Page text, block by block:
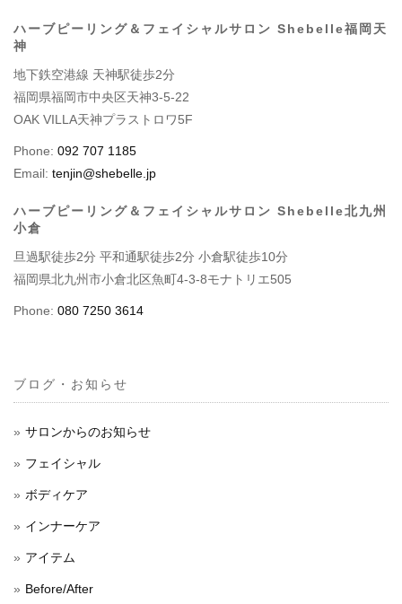
ハーブピーリング＆フェイシャルサロン Shebelle福岡天
神
地下鉄空港線 天神駅徒歩2分
福岡県福岡市中央区天神3-5-22
OAK VILLA天神プラストロワ5F
Phone: 092 707 1185
Email: tenjin@shebelle.jp
ハーブピーリング＆フェイシャルサロン Shebelle北九州
小倉
旦過駅徒歩2分 平和通駅徒歩2分 小倉駅徒歩10分
福岡県北九州市小倉北区魚町4-3-8モナトリエ505
Phone: 080 7250 3614
ブログ・お知らせ
サロンからのお知らせ
フェイシャル
ボディケア
インナーケア
アイテム
Before/After